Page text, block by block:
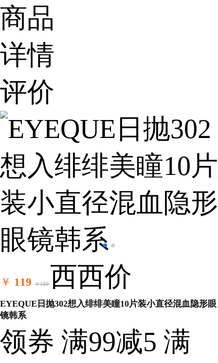
商品
详情
评价
￥ 119 ￥189西西价
EYEQUE日抛302想入绯绯美瞳10片装小直径混血隐形眼
镜韩系
领券 满99减5 满